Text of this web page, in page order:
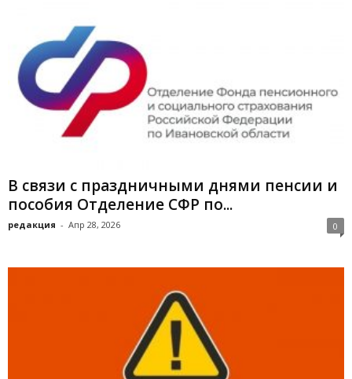
В связи с праздничными днями пенсии и
пособия Отделение СФР по...
редакция - Апр 28, 2026 0